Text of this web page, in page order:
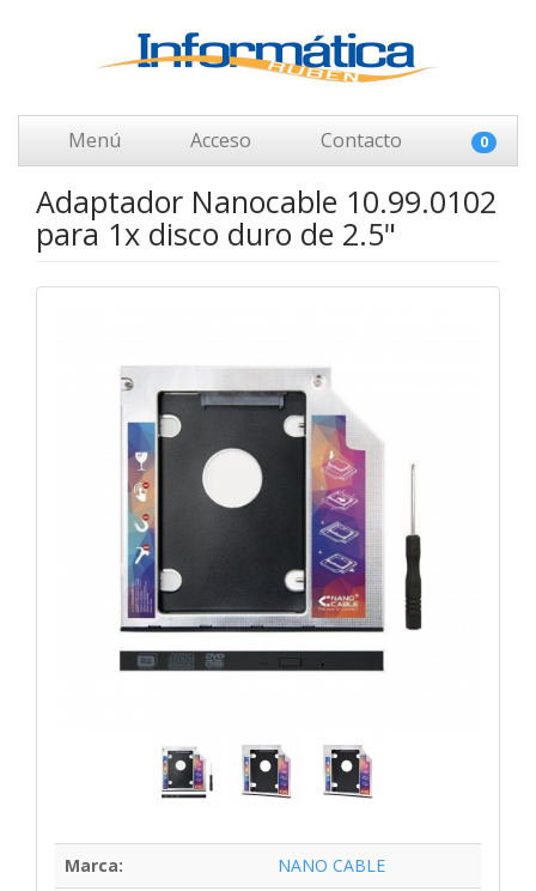
Menú Acceso Contacto 0
Adaptador Nanocable 10.99.0102
para 1x disco duro de 2.5"
Marca:
NANO CABLE